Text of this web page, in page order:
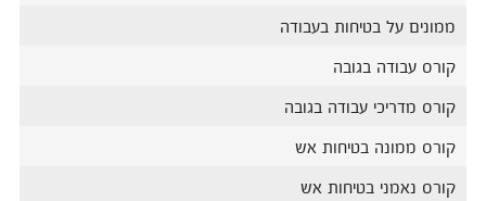
ממונים על בטיחות בעבודה
קורס עבודה בגובה
קורס מדריכי עבודה בגובה
קורס ממונה בטיחות אש
קורס נאמני בטיחות אש